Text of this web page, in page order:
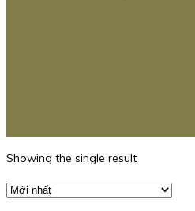
Showing the single result